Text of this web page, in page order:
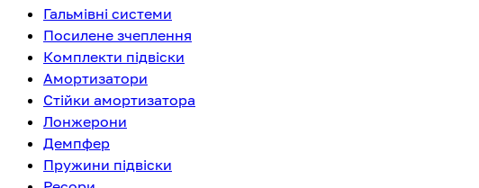
Гальмівні системи
Посилене зчеплення
Комплекти підвіски
Амортизатори
Стійки амортизатора
Лонжерони
Демпфер
Пружини підвіски